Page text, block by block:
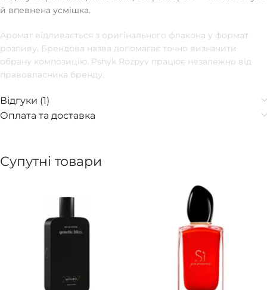
й впевнена усмішка.
Аромат відливається з оригінального флакона у формат
розпиву. Брендова назва допомагає точно визначити
обрану композицію. Pshyk Rozpyv працює незалежно від
правовласника бренду.
Відгуки (1)
Оплата та доставка
Супутні товари